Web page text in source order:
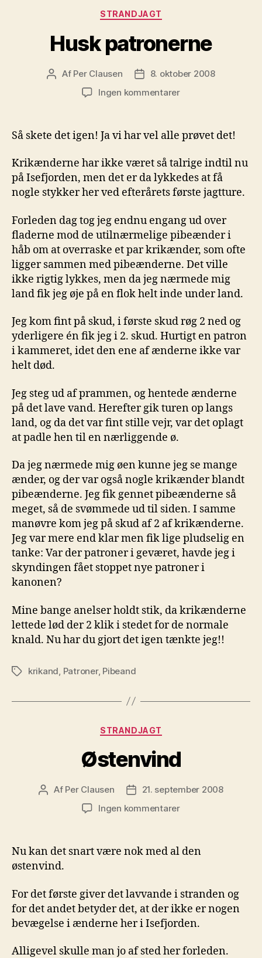
Kategorier
STRANDJAGT
Husk patronerne
Indlægsforfatter
Af Per Clausen Indlægsdato
8. oktober 2008
Ingen kommentarertil
Så skete det igen! Ja vi har vel alle prøvet det!
Krikænderne har ikke været så talrige indtil nu
på Isefjorden, men det er da lykkedes at få
nogle stykker her ved efterårets første jagtture.
Forleden dag tog jeg endnu engang ud over
fladerne mod de utilnærmelige pibeænder i
håb om at overraske et par krikænder, som ofte
ligger sammen med pibeænderne. Det ville
ikke rigtig lykkes, men da jeg nærmede mig
land fik jeg øje på en flok helt inde under land.
Jeg kom fint på skud, i første skud røg 2 ned og
yderligere én fik jeg i 2. skud. Hurtigt en patron
i kammeret, idet den ene af ænderne ikke var
helt død.
Jeg steg ud af prammen, og hentede ænderne
på det lave vand. Herefter gik turen op langs
land, og da det var fint stille vejr, var det oplagt
at padle hen til en nærliggende ø.
Da jeg nærmede mig øen kunne jeg se mange
ænder, og der var også nogle krikænder blandt
pibeænderne. Jeg fik gennet pibeænderne så
meget, så de svømmede ud til siden. I samme
manøvre kom jeg på skud af 2 af krikænderne.
Jeg var mere end klar men fik lige pludselig en
tanke: Var der patroner i geværet, havde jeg i
skyndingen fået stoppet nye patroner i
kanonen?
Mine bange anelser holdt stik, da krikænderne
lettede lød der 2 klik i stedet for de normale
knald. Nu har du gjort det igen tænkte jeg!!
Tagskrikand Patroner, Pibeand
Kategorier
STRANDJAGT
Østenvind
Indlægsforfatter
Af Per Clausen Indlægsdato
21. september 2008
Ingen kommentarertil
Nu kan det snart være nok med al den
østenvind.
For det første giver det lavvande i stranden og
for det andet betyder det, at der ikke er nogen
bevægelse i ænderne her i Isefjorden.
Alligevel skulle man jo af sted her forleden.